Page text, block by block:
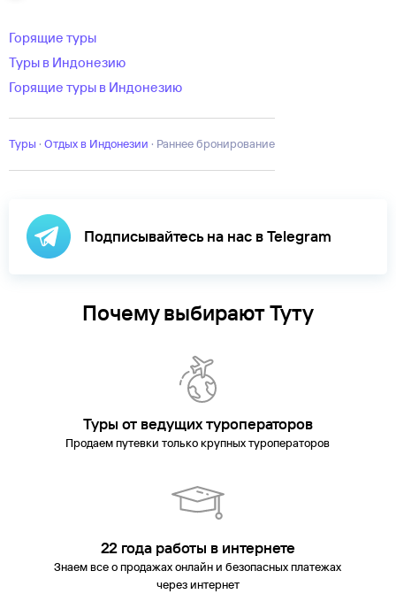
Горящие туры
Туры в Индонезию
Горящие туры в Индонезию
Туры · Отдых в Индонезии · Раннее бронирование
Подписывайтесь на нас в Telegram
Почему выбирают Туту
Туры от ведущих туроператоров
Продаем путевки только крупных туроператоров
22 года работы в интернете
Знаем все о продажах онлайн и безопасных платежах
через интернет